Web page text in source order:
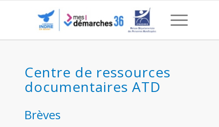
2022 – 08 Guide des
Centre de ressources
documentaires ATD
Brèves